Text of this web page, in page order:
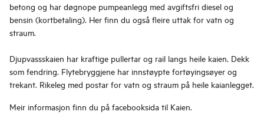
betong og har døgnope pumpeanlegg med avgiftsfri diesel og
bensin (kortbetaling). Her finn du også fleire uttak for vatn og
straum.
Djupvassskaien har kraftige pullertar og rail langs heile kaien. Dekk
som fendring. Flytebryggjene har innstøypte fortøyingsøyer og
trekant. Rikeleg med postar for vatn og straum på heile kaianlegget.
Meir informasjon finn du på facebooksida til Kaien.